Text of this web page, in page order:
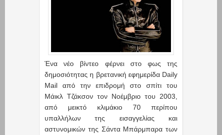
Ένα νέο βίντεο φέρνει στο φως της
δημοσιότητας η βρετανική εφημερίδα Daily
Mail από την επιδρομή στο σπίτι του
Μάικλ Τζάκσον τον Νοέμβριο του 2003,
από μεικτό κλιμάκιο 70 περίπου
υπαλλήλων της εισαγγελίας και
αστυνομικών της Σάντα Μπάρμπαρα των